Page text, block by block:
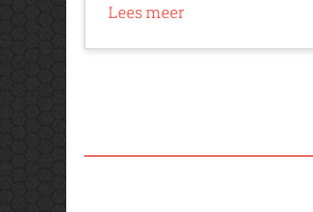
Lees meer